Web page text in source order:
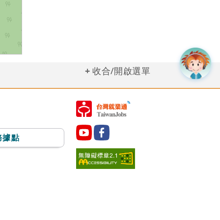
收合/開啟選單
據點